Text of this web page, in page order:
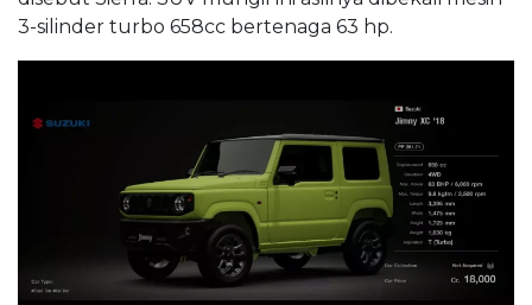
3-silinder turbo 658cc bertenaga 63 hp.